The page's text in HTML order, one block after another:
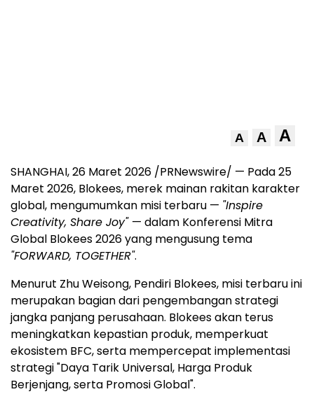
A A A
SHANGHAI, 26 Maret 2026 /PRNewswire/ — Pada 25
Maret 2026, Blokees, merek mainan rakitan karakter
global, mengumumkan misi terbaru — "Inspire
Creativity, Share Joy" — dalam Konferensi Mitra
Global Blokees 2026 yang mengusung tema
"FORWARD, TOGETHER".
Menurut Zhu Weisong, Pendiri Blokees, misi terbaru ini
merupakan bagian dari pengembangan strategi
jangka panjang perusahaan. Blokees akan terus
meningkatkan kepastian produk, memperkuat
ekosistem BFC, serta mempercepat implementasi
strategi "Daya Tarik Universal, Harga Produk
Berjenjang, serta Promosi Global".